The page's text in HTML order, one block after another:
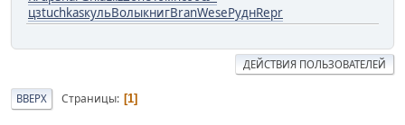
цзtuchkasкульВолыкнигBranWeseРуднRepr
ДЕЙСТВИЯ ПОЛЬЗОВАТЕЛЕЙ
ВВЕРХ Страницы 1